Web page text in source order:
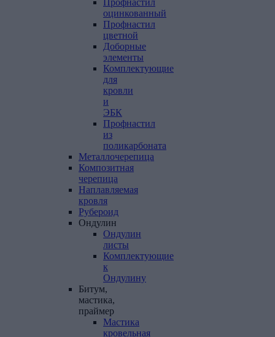
Профнастил
оцинкованный
Профнастил
цветной
Доборные
элементы
Комплектующие
для
кровли
и
ЭБК
Профнастил
из
поликарбоната
Металлочерепица
Композитная
черепица
Наплавляемая
кровля
Рубероид
Ондулин
Ондулин
листы
Комплектующие
к
Ондулину
Битум,
мастика,
праймер
Мастика
кровельная